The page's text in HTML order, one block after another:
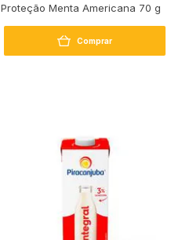
Proteção Menta Americana 70 g
Comprar